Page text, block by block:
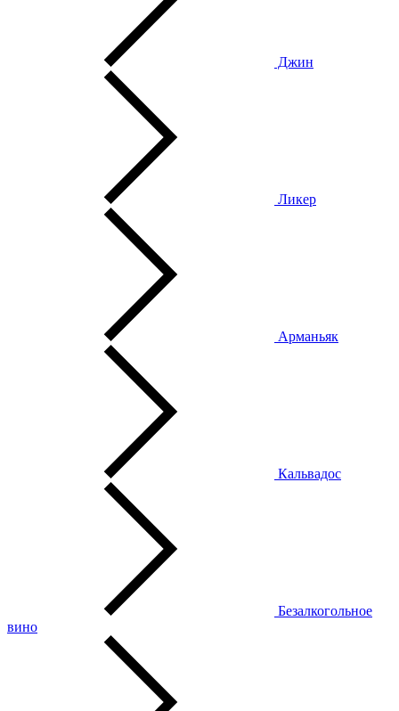
Джин
Ликер
Арманьяк
Кальвадос
Безалкогольное
вино